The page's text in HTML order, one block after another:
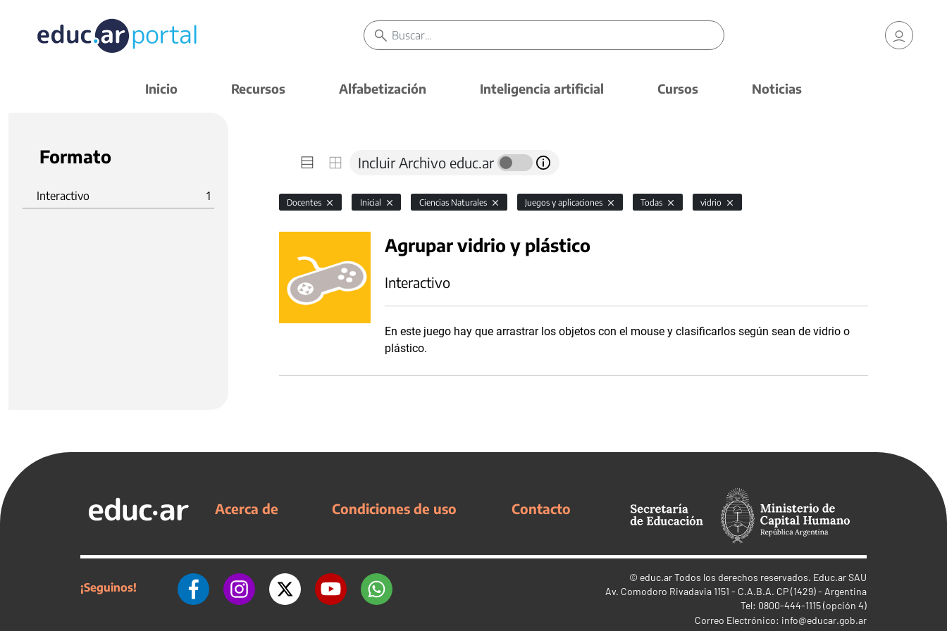
Inicio Recursos Alfabetización Inteligencia artificial Cursos Noticias
Formato
Interactivo 1
Incluir Archivo educ.ar
Docentes Inicial Ciencias Naturales Juegos y aplicaciones Todas vidrio
Agrupar vidrio y plástico
Interactivo
En este juego hay que arrastrar los objetos con el mouse y clasificarlos según sean de vidrio o
plástico.
Acerca de Condiciones de uso Contacto
¡Seguinos!
© educ.arTodos los derechos reservados. Educ.ar SAU
Av. Comodoro Rivadavia 1151 - C.A.B.A. CP (1429) - Argentina
Tel: 0800-444-1115 (opción 4)
Correo Electrónico: info@educar.gob.ar